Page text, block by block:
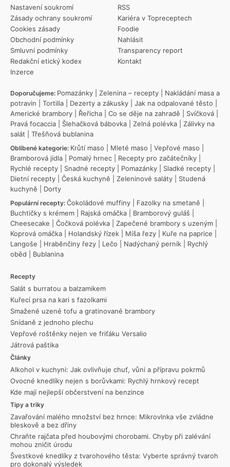
Nastavení soukromí
Zásady ochrany soukromí
Cookies zásady
Obchodní podmínky
Smluvní podmínky
Redakční etický kodex
Inzerce
RSS
Kariéra v Topreceptech
Foodie
Nahlásit
Transparency report
Kontakt
Doporučujeme: Pomazánky Zelenina – recepty
Nakládání masa a
potravin
Tortilla Dezerty a zákusky Jak na odpalované těsto
Americké brambory
Řeřicha Co se děje na zahradě Svíčková
Pravá focaccia
Šlehačková bábovka Zelná polévka
Zálivky na
salát
Třešňová bublanina
Oblíbené kategorie: Krůtí maso Mleté maso Vepřové maso
Bramborová jídla
Pomalý hrnec Recepty pro začátečníky
Rychlé recepty
Snadné recepty Pomazánky Sladké recepty
Dietní recepty
Česká kuchyně Zeleninové saláty
Studená
kuchyně
Dorty
Populární recepty: Čokoládové muffiny Fazolky na smetaně
Buchtičky s krémem
Rajská omáčka Bramborový guláš
Cheesecake
Čočková polévka Zapečené brambory s uzeným
Koprová omáčka
Holandský řízek Míša řezy Kuře na paprice
Langoše
Hraběnčiny řezy Lečo Nadýchaný perník
Rychlý
oběd
Bublanina
Recepty
Salát s burratou a balzamikem
Kuřecí prsa na kari s fazolkami
Smažené uzené tofu a gratinované brambory
Snídaně z jednoho plechu
Vepřové roštěnky nejen ve friťáku Versalio
Játrová paštika
Články
Alkohol v kuchyni: Jak ovlivňuje chuť, vůni a přípravu pokrmů
Ovocné knedlíky nejen s borůvkami: Rychlý hrnkový recept
Kde mají nejlepší občerstvení na benzince
Tipy a triky
Zavařování malého množství bez hrnce: Mikrovlnka vše zvládne
bleskově a bez dřiny
Chraňte rajčata před houbovými chorobami. Chyby při zalévání
mohou zničit úrodu
Švestkové knedlíky z tvarohového těsta: Vyberte správný tvaroh
pro dokonalý výsledek